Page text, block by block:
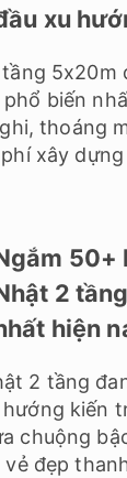
xu
tầng 5x20m
biến
thoáng
xây
50+
2
hiện
2 tầng
kiến
chuộng
đẹp